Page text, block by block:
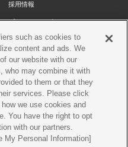
採用情報
プライバシーポリシー
Cookieポリシー
サイトマップ
お問い合わせ
プレス申請
such as cookies to
content and ads. We
our website with our
who may combine it with
to them or that they
services. Please click
we use cookies and
You have the right to opt
with our partners.
My Personal Information]